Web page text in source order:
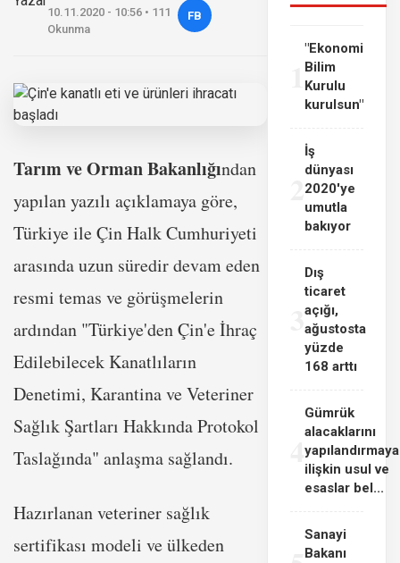
10.11.2020 - 10:56 • 111
Okunma
FB
Tarım ve Orman Bakanlığından
yapılan yazılı açıklamaya göre,
Türkiye ile Çin Halk Cumhuriyeti
arasında uzun süredir devam eden
resmi temas ve görüşmelerin
ardından "Türkiye'den Çin'e İhraç
Edilebilecek Kanatlıların
Denetimi, Karantina ve Veteriner
Sağlık Şartları Hakkında Protokol
Taslağında" anlaşma sağlandı.
Hazırlanan veteriner sağlık
sertifikası modeli ve ülkeden
"Ekonomi
Bilim
Kurulu
kurulsun"
İş
dünyası
2020'ye
umutla
bakıyor
3
Dış
ticaret
açığı,
ağustosta
yüzde
168 arttı
4
Gümrük
alacaklarını
yapılandırmaya
ilişkin usul ve
esaslar bel...
Sanayi
Bakanı